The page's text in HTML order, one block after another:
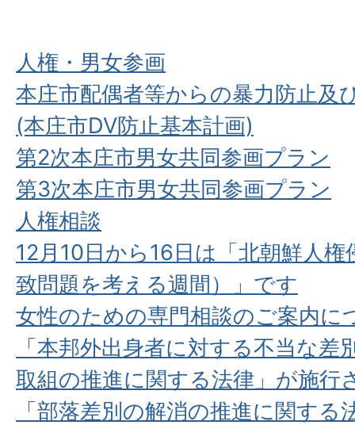
人権・男女参画
本庄市配偶者等からの暴力防止及
(本庄市DV防止基本計画)
第2次本庄市男女共同参画プラン
第3次本庄市男女共同参画プラン
人権相談
12月10日から16日は「北朝鮮人権
致問題を考える週間）」です
女性のための専門相談のご案内に
「本邦外出身者に対する不当な
取組の推進に関する法律」が施行
「部落差別の解消の推進に関す